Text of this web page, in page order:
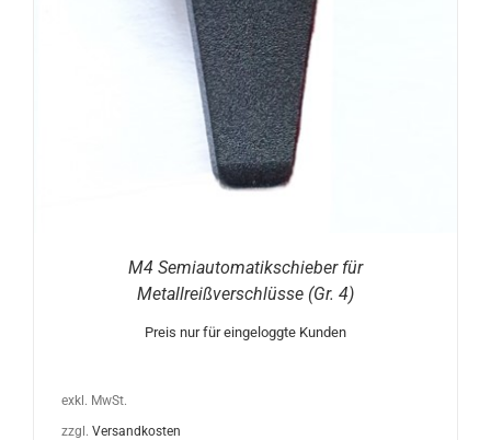
M4 Semiautomatikschieber für
Metallreißverschlüsse (Gr. 4)
Preis nur für eingeloggte Kunden
exkl. MwSt.
zzgl. Versandkosten